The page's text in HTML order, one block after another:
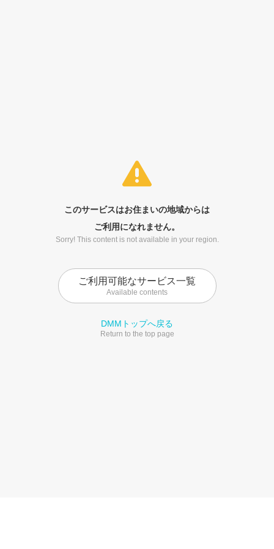
このサービスはお住まいの地域からは
ご利用になれません。
Sorry! This content is not available in your region.
ご利用可能なサービス一覧
Available contents
DMMトップへ戻る
Return to the top page